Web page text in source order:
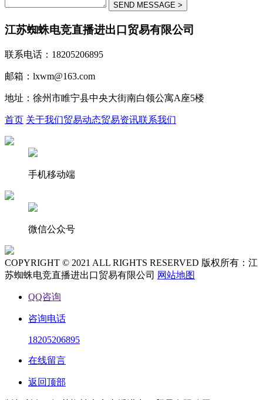
江苏蜘蛛电竞直播进出口贸易有限公司
联系电话：18205206895
邮箱：lxwm@163.com
地址：徐州市睢宁县中央大街南白领公寓A座5楼
首页 关于我们贸易动态贸易资讯联系我们
手机移动端
微信公众号
COPYRIGHT © 2021 ALL RIGHTS RESERVED 版权所有：江
苏蜘蛛电竞直播进出口贸易有限公司 网站地图
QQ咨询
咨询电话
18205206895
在线留言
返回顶部